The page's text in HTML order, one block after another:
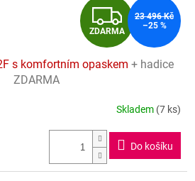
Z
D
A
R
M
A
ZDARMA
23 496 Kč
–25 %
s komfortním opaskem + hadice
ZDARMA
Skladem (7 ks)
Do košíku